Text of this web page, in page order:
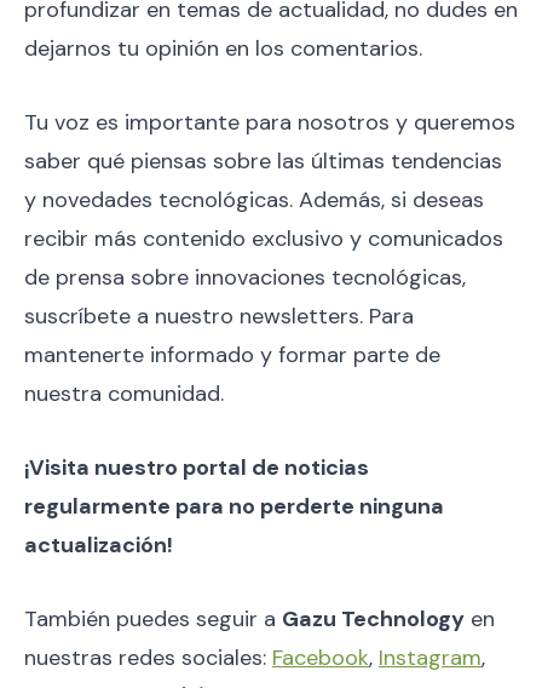
profundizar en temas de actualidad, no dudes en
dejarnos tu opinión en los comentarios.
Tu voz es importante para nosotros y queremos
saber qué piensas sobre las últimas tendencias
y novedades tecnológicas. Además, si deseas
recibir más contenido exclusivo y comunicados
de prensa sobre innovaciones tecnológicas,
suscríbete a nuestro newsletters. Para
mantenerte informado y formar parte de
nuestra comunidad.
¡Visita nuestro portal de noticias
regularmente para no perderte ninguna
actualización!
También puedes seguir a Gazu Technology en
nuestras redes sociales: Facebook, Instagram,